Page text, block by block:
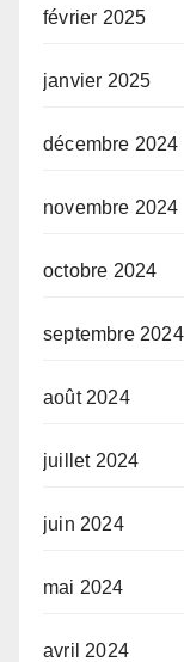
février 2025
janvier 2025
décembre 2024
novembre 2024
octobre 2024
septembre 2024
août 2024
juillet 2024
juin 2024
mai 2024
avril 2024